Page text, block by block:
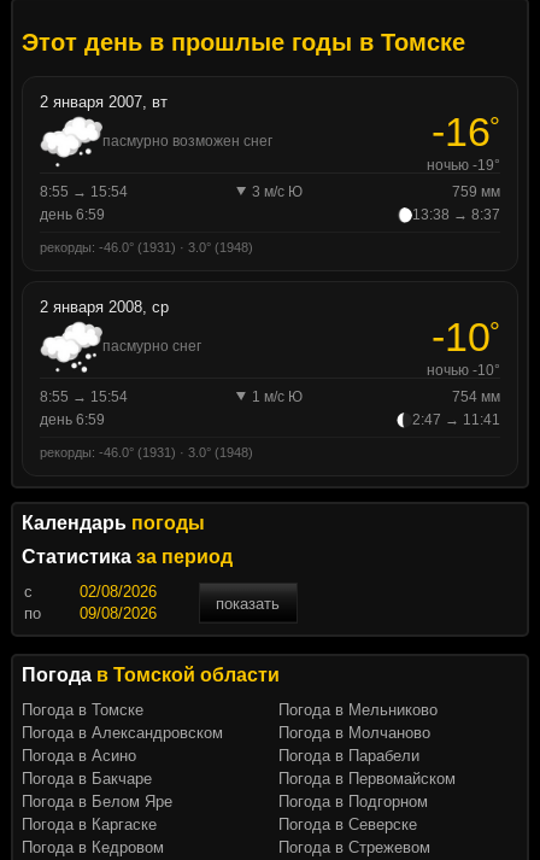
Этот день в прошлые годы в Томске
2 января 2007, вт
пасмурно возможен снег -16°
ночью -19°
8:55 → 15:54
3 м/с Ю
759 мм
день 6:59
13:38 → 8:37
рекорды: -46.0° (1931) · 3.0° (1948)
2 января 2008, ср
пасмурно снег -10°
ночью -10°
8:55 → 15:54
1 м/с Ю
754 мм
день 6:59
2:47 → 11:41
рекорды: -46.0° (1931) · 3.0° (1948)
Календарь погоды
Статистика за период
c
показать
по
Погода в Томской области
Погода в Томске
Погода в Александровском
Погода в Асино
Погода в Бакчаре
Погода в Белом Яре
Погода в Каргаске
Погода в Кедровом
Погода в Мельниково
Погода в Молчаново
Погода в Парабели
Погода в Первомайском
Погода в Подгорном
Погода в Северске
Погода в Стрежевом